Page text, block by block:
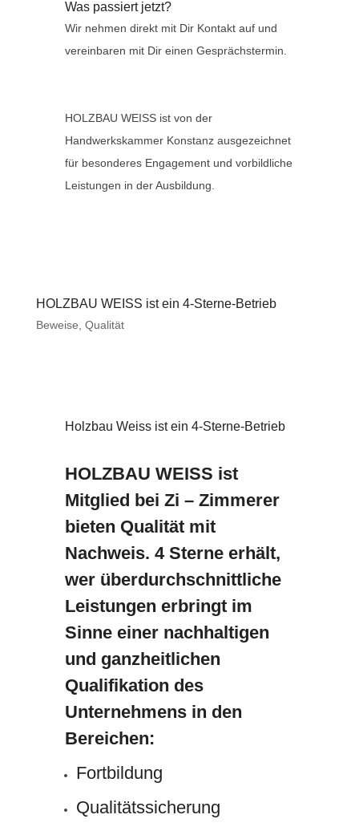
Was passiert jetzt?
Wir nehmen direkt mit Dir Kontakt auf und
vereinbaren mit Dir einen Gesprächstermin.
HOLZBAU WEISS ist von der
Handwerkskammer Konstanz ausgezeichnet
für besonderes Engagement und vorbildliche
Leistungen in der Ausbildung.
HOLZBAU WEISS ist ein 4-Sterne-Betrieb
Beweise Qualität
Holzbau Weiss ist ein 4-Sterne-Betrieb
HOLZBAU WEISS ist
Mitglied bei Zi – Zimmerer
bieten Qualität mit
Nachweis. 4 Sterne erhält,
wer überdurchschnittliche
Leistungen erbringt im
Sinne einer nachhaltigen
und ganzheitlichen
Qualifikation des
Unternehmens in den
Bereichen:
Fortbildung
Qualitätssicherung